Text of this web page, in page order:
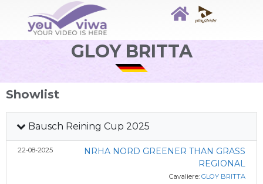
GLOY BRITTA
Showlist
Bausch Reining Cup 2025
22-08-2025
NRHA NORD GREENER THAN GRASS
REGIONAL
Cavaliere: GLOY BRITTA